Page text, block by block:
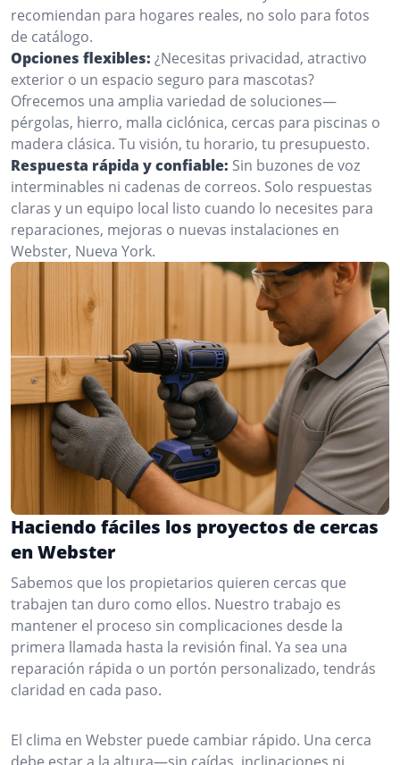
recomiendan para hogares reales, no solo para fotos
de catálogo.
Opciones flexibles: ¿Necesitas privacidad, atractivo
exterior o un espacio seguro para mascotas?
Ofrecemos una amplia variedad de soluciones—
pérgolas, hierro, malla ciclónica, cercas para piscinas o
madera clásica. Tu visión, tu horario, tu presupuesto.
Respuesta rápida y confiable: Sin buzones de voz
interminables ni cadenas de correos. Solo respuestas
claras y un equipo local listo cuando lo necesites para
reparaciones, mejoras o nuevas instalaciones en
Webster, Nueva York.
Haciendo fáciles los proyectos de cercas
en Webster
Sabemos que los propietarios quieren cercas que
trabajen tan duro como ellos. Nuestro trabajo es
mantener el proceso sin complicaciones desde la
primera llamada hasta la revisión final. Ya sea una
reparación rápida o un portón personalizado, tendrás
claridad en cada paso.
El clima en Webster puede cambiar rápido. Una cerca